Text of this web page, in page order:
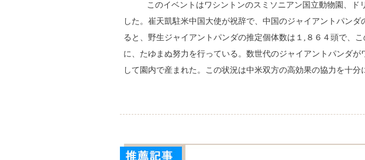
このイベントはワシントンのスミソニアン国立動物園、ド
した。崔天凱駐米中国大使が祝辞で、中国のジャイアントパン
ると、野生ジャイアントパンダの推定個体数は１,８６４頭で、
に、たゆまぬ努力を行っている。数世代のジャイアントパンダ
して園内で産まれた。この状況は中米双方の高効果の協力を十分